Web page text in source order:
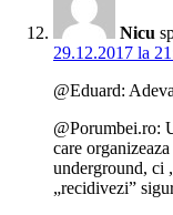
Nicu
29.12.2017 la
@Eduard:
@Porumbei.ro:
care
underground, ci
„recidivezi”